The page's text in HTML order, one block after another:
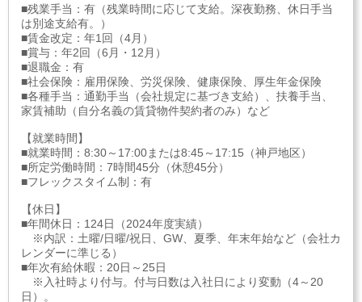
■残業手当：有（残業時間に応じて支給。深夜勤務、休日手当
は別途支給有。）
■賃金改定：年1回（4月）
■賞与：年2回（6月・12月）
■退職金：有
■社会保険：雇用保険、労災保険、健康保険、厚生年金保険
■各種手当：通勤手当（会社規定に基づき支給）、扶養手当、
家賃補助（自分名義の賃貸物件契約者のみ）など
【就業時間】
■就業時間：8:30～17:00または8:45～17:15（神戸地区）
■所定労働時間：7時間45分（休憩45分）
■フレックスタイム制：有
【休日】
■年間休日：124日（2024年度実績）
※内訳：土曜/日曜/祝日、GW、夏季、年末年始など（会社カ
レンダーに準じる）
■年次有給休暇：20日～25日
※入社時より付与。付与日数は入社日により変動（4～20
日）。